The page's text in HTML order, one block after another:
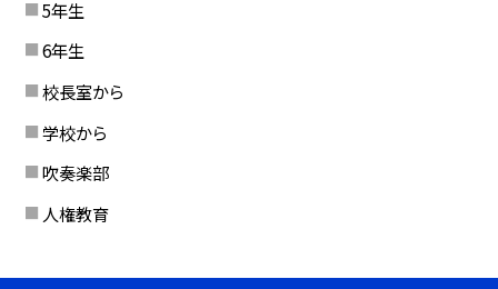
5年生
6年生
校長室から
学校から
吹奏楽部
人権教育